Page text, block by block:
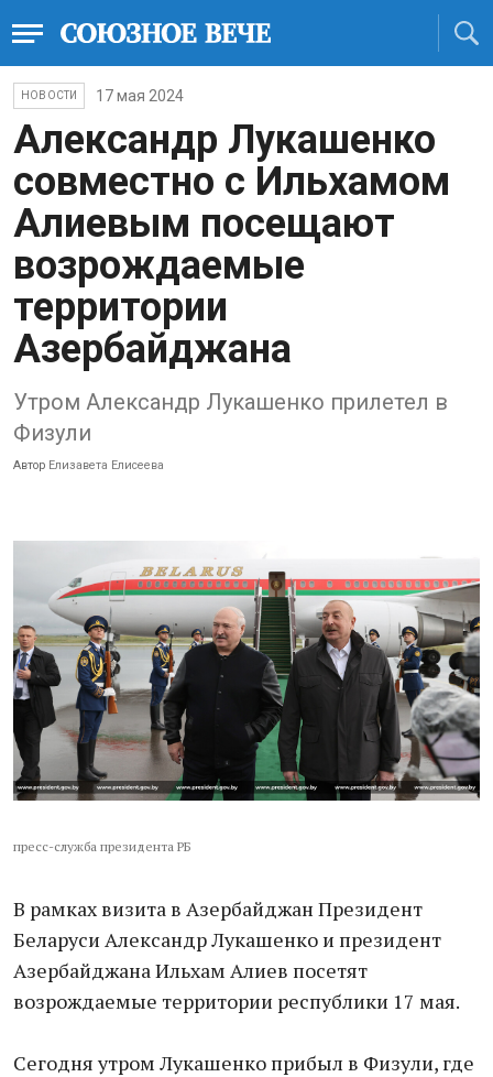
НОВОСТИ 17 мая 2024
Александр Лукашенко
совместно с Ильхамом
Алиевым посещают
возрождаемые
территории
Азербайджана
Утром Александр Лукашенко прилетел в
Физули
Автор Елизавета Елисеева
пресс-служба президента РБ
В рамках визита в Азербайджан Президент
Беларуси Александр Лукашенко и президент
Азербайджана Ильхам Алиев посетят
возрождаемые территории республики 17 мая.
Сегодня утром Лукашенко прибыл в Физули, где